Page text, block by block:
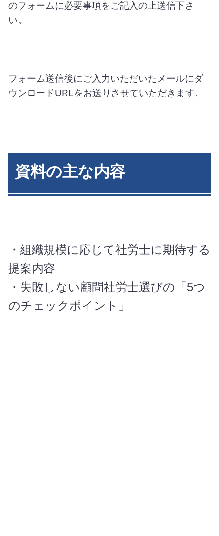
のフォームに必要事項をご記入の上送信下さ
い。
フォーム送信後にご入力いただいたメールにダ
ウンロードURLをお送りさせていただきます。
資料の主な内容
・組織規模に応じて社労士に期待する
提案内容
・失敗しない顧問社労士選びの「5つ
のチェックポイント」